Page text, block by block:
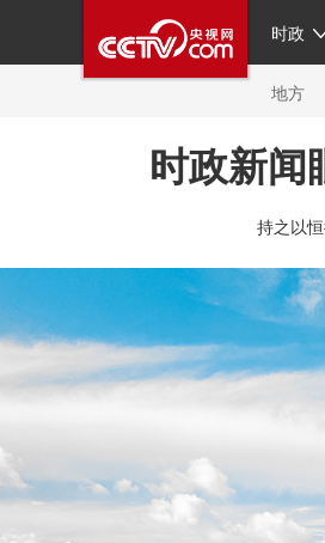
时政
人民领
直播
繁体
地方
总台春晚 网络春晚
新闻 国内 国际
人民领袖习近平 联播+
视频 小央视频 小央
直播
CCTV奥林匹
时政新闻
持之以